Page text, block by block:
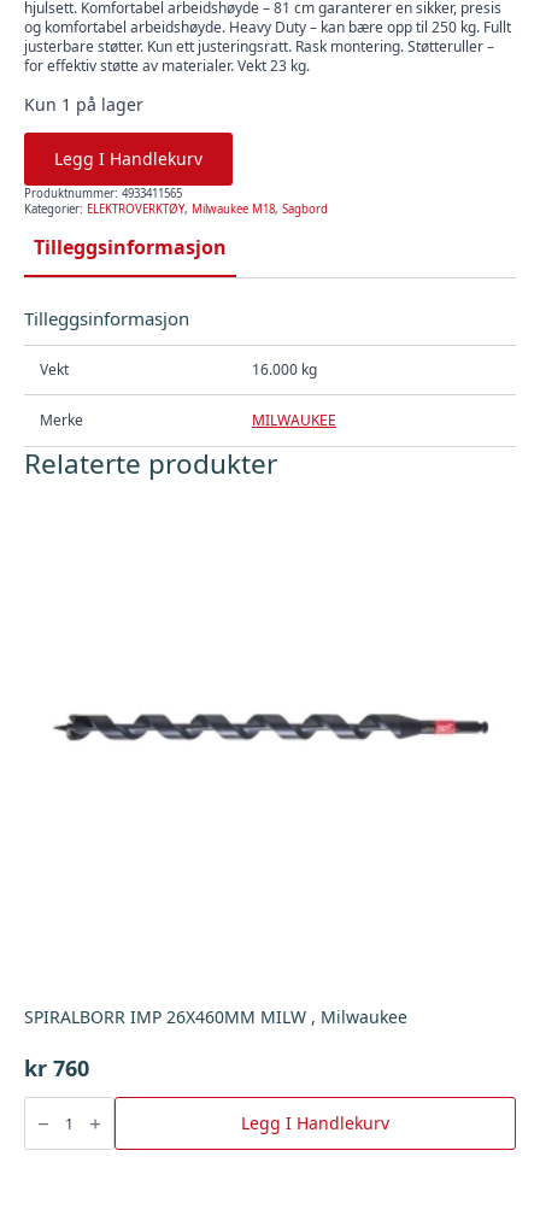
hjulsett. Komfortabel arbeidshøyde – 81 cm garanterer en sikker, presis
og komfortabel arbeidshøyde. Heavy Duty – kan bære opp til 250 kg. Fullt
justerbare støtter. Kun ett justeringsratt. Rask montering. Støtteruller –
for effektiv støtte av materialer. Vekt 23 kg.
Kun 1 på lager
Legg I Handlekurv
Produktnummer: 4933411565
Kategorier: ELEKTROVERKTØY, Milwaukee M18, Sagbord
Tilleggsinformasjon
Tilleggsinformasjon
Vekt 16.000 kg
Merke MILWAUKEE
Relaterte produkter
SPIRALBORR IMP 26X460MM MILW , Milwaukee
kr 760
SPIRALBORR
26X460MM
MILW
Legg I Handlekurv